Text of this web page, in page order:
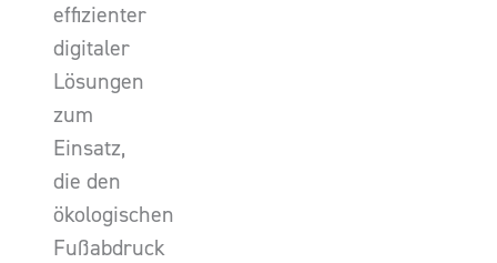
effizienter
digitaler
Lösungen
zum
Einsatz,
die den
ökologischen
Fußabdruck